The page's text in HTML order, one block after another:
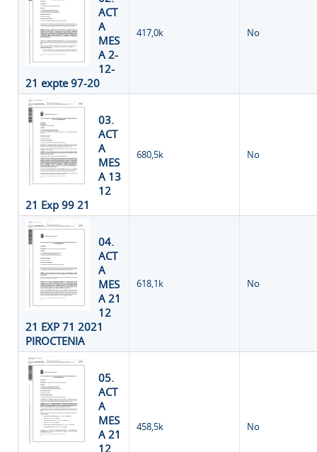
ACT
A
MES
A 2-
12-
21 expte 97-20
417,0k No
03.
ACT
A
MES
A 13
12
21 Exp 99 21
680,5k No
04.
ACT
A
MES
A 21
12
21 EXP 71 2021
PIROCTENIA
618,1k No
05.
ACT
A
MES
A 21
12
458,5k No